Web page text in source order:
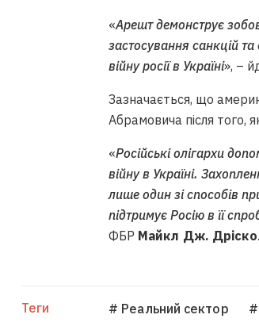
«Арешт демонструє
застосування санкцій
війну росії в Україні», –
Зазначається, що
Абрамовича після того,
«Російські олігархи
війну в Україні.
лише один зі способів
підтримує Росію в її
ФБР Майкл Дж.
Теги # Реальний сектор